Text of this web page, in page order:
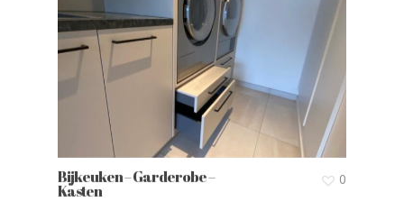
Bijkeuken – Garderobe –
Kasten
0